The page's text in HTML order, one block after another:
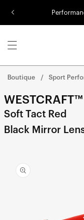
Boutique Sport
WESTCRAFT™
Soft Tact Red
Black Mirror
informations
sur le